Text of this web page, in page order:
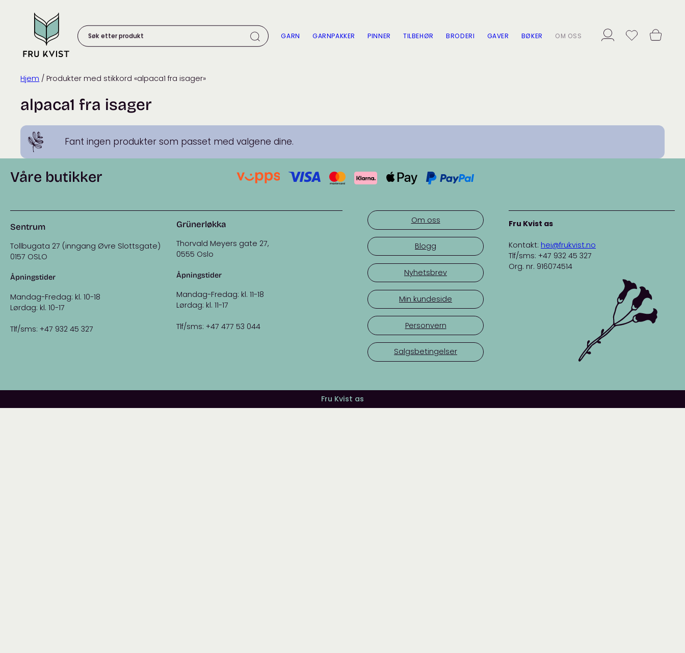
content
etter
produkt:
GARN GARNPAKKER PINNER TILBEHØR BRODERI GAVER BØKER OM OSS
Hjem / Produkter med stikkord «alpaca1 fra isager»
alpaca1 fra isager
Fant ingen produkter som passet med valgene dine.
Våre butikker
Sentrum
Tollbugata 27 (inngang Øvre Slottsgate)
0157 OSLO
Åpningstider
Mandag-Fredag: kl. 10-18
Lørdag: kl. 10-17
Tlf/sms: +47 932 45 327
Grünerløkka
Thorvald Meyers gate 27,
0555 Oslo
Åpningstider
Mandag-Fredag: kl. 11-18
Lørdag: kl. 11-17
Tlf/sms: +47 477 53 044
Om oss
Blogg
Nyhetsbrev
Min kundeside
Personvern
Salgsbetingelser
Fru Kvist as
Kontakt: hei@frukvist.no
Tlf/sms: +47 932 45 327
Org. nr. 916074514
Fru Kvist as